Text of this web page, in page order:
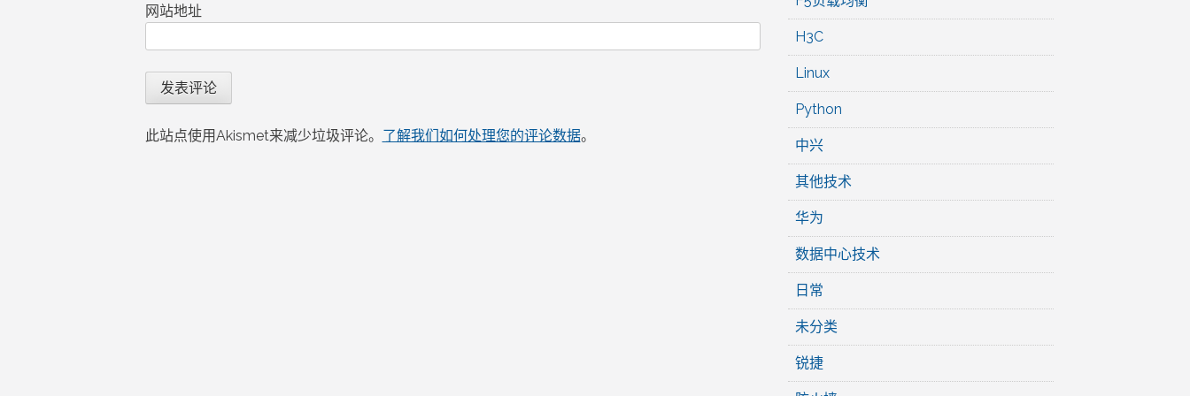
网站地址
此站点使用Akismet来减少垃圾评论。 了解我们如何处理您的评论数据。
H3C
Linux
Python
中兴
其他技术
华为
数据中心技术
日常
未分类
锐捷